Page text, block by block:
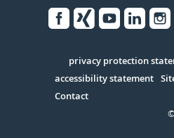
Serivce
privacy protection
accessibility statement
Contact